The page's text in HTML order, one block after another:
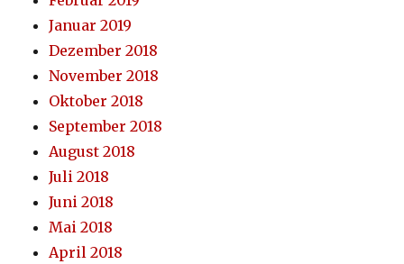
Januar 2019
Dezember 2018
November 2018
Oktober 2018
September 2018
August 2018
Juli 2018
Juni 2018
Mai 2018
April 2018